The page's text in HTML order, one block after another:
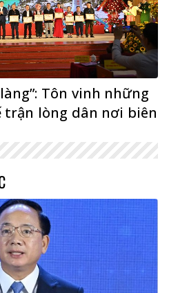
Tôn vinh những
lòng dân nơi biên